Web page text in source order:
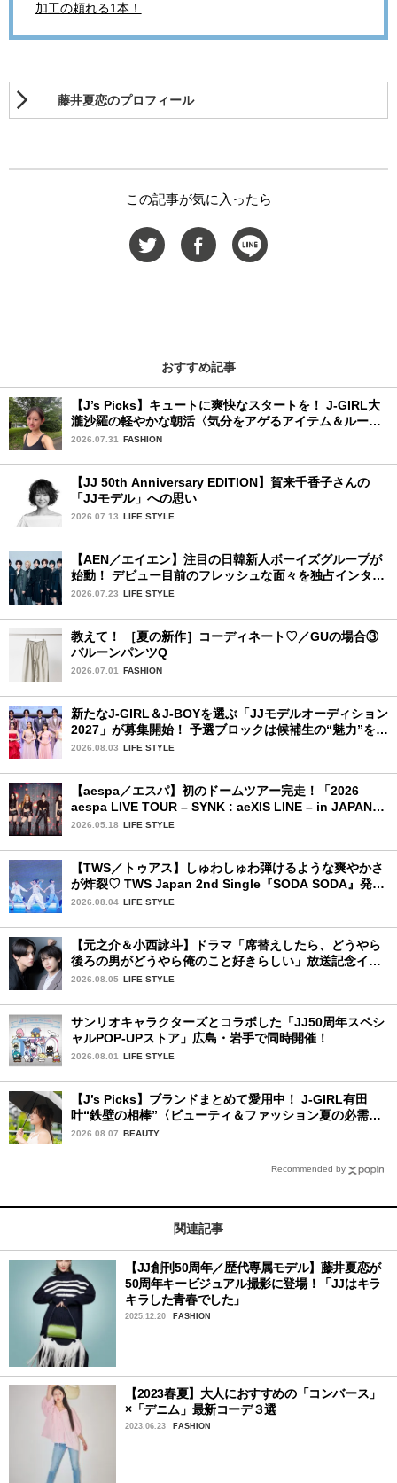
加工の頼れる1本！
藤井夏恋のプロフィール
この記事が気に入ったら
おすすめ記事
【J’s Picks】キュートに爽快なスタートを！ J-GIRL大
瀧沙羅の軽やかな朝活〈気分をアゲるアイテム＆ルーテ
ィーン〉
2026.07.31 FASHION
【JJ 50th Anniversary EDITION】賀来千香子さんの
「JJモデル」への思い
2026.07.13 LIFE STYLE
【AEN／エイエン】注目の日韓新人ボーイズグループが
始動！ デビュー目前のフレッシュな面々を独占インタビ
ュー。7人の魅力に迫ります♪
2026.07.23 LIFE STYLE
教えて！ ［夏の新作］コーディネート♡／GUの場合③
バルーンパンツQ
2026.07.01 FASHION
新たなJ-GIRL＆J-BOYを選ぶ「JJモデルオーディション
2027」が募集開始！ 予選ブロックは候補生の“魅力”を重
視した「新システム」に変わります
2026.08.03 LIFE STYLE
【aespa／エスパ】初のドームツアー完走！「2026
aespa LIVE TOUR – SYNK : aeXIS LINE – in JAPAN
[SPECIAL EDITION DOME TOUR] 」東京ドーム公演2
2026.05.18 LIFE STYLE
【TWS／トゥアス】しゅわしゅわ弾けるような爽やかさ
が炸裂♡ TWS Japan 2nd Single『SODA SODA』発売
記念SPECIAL SHOWCASEを詳細レポ
2026.08.04 LIFE STYLE
【元之介＆小西詠斗】ドラマ「席替えしたら、どうやら
後ろの男がどうやら俺のこと好きらしい」放送記念イン
タビュー♡ 「自然と詠斗くんが可愛く見えたんです」
2026.08.05 LIFE STYLE
サンリオキャラクターズとコラボした「JJ50周年スペシ
ャルPOP-UPストア」広島・岩手で同時開催！
2026.08.01 LIFE STYLE
【J’s Picks】ブランドまとめて愛用中！ J-GIRL有田
叶“鉄壁の相棒”〈ビューティ＆ファッション夏の必需
品〉
2026.08.07 BEAUTY
Recommended by
関連記事
【JJ創刊50周年／歴代専属モデル】藤井夏恋が
50周年キービジュアル撮影に登場！「JJはキラ
キラした青春でした」
2025.12.20 FASHION
【2023春夏】大人におすすめの「コンバース」
×「デニム」最新コーデ３選
2023.06.23 FASHION